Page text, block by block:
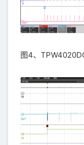
图4、